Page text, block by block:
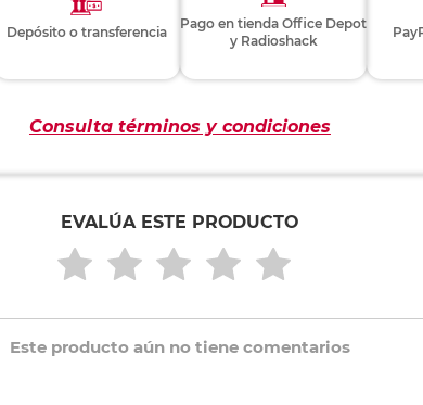
Depósito o transferencia
Pago en tienda Office Depot
y Radioshack
Consulta términos y condiciones
EVALÚA ESTE PRODUCTO
Este producto aún no tiene comentarios